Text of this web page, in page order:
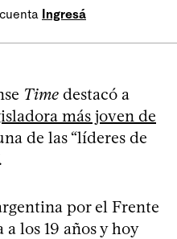
Ingresá
Time destacó a
más joven de
de las “líderes de
por el Frente
a los 19 años y hoy